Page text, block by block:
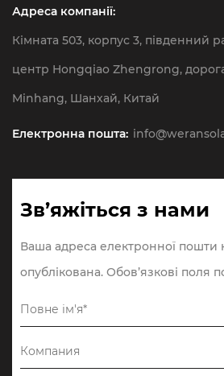
Адреса компанії:
Кімната 503, корпус 3, південний
центр Hongqiao Zhengrong,
Minhang, Шанхай, Китай
Електронна пошта:
Зв’яжіться з нами
Ваша адреса електронної пошти
опублікована. Обов’язкові поля